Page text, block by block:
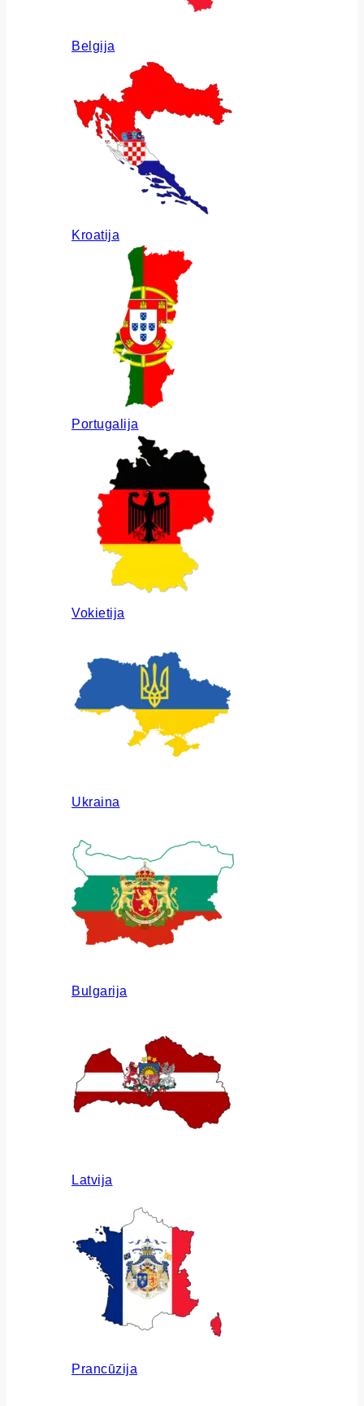
Belgija
Kroatija
Portugalija
Vokietija
Ukraina
Bulgarija
Latvija
Prancūzija